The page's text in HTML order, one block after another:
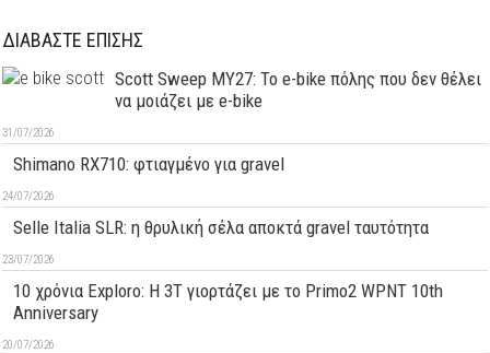
ΔΙΑΒΑΣΤΕ ΕΠΙΣΗΣ
Scott Sweep MY27: Το e-bike πόλης που δεν θέλει
να μοιάζει με e-bike
31/07/2026
Shimano RX710: φτιαγμένο για gravel
24/07/2026
Selle Italia SLR: η θρυλική σέλα αποκτά gravel ταυτότητα
23/07/2026
10 χρόνια Exploro: Η 3T γιορτάζει με το Primo2 WPNT 10th
Anniversary
20/07/2026